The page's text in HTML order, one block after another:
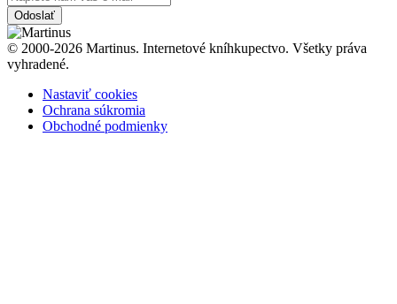
Odoslať
© 2000-2026 Martinus. Internetové kníhkupectvo. Všetky práva
vyhradené.
Nastaviť cookies
Ochrana súkromia
Obchodné podmienky